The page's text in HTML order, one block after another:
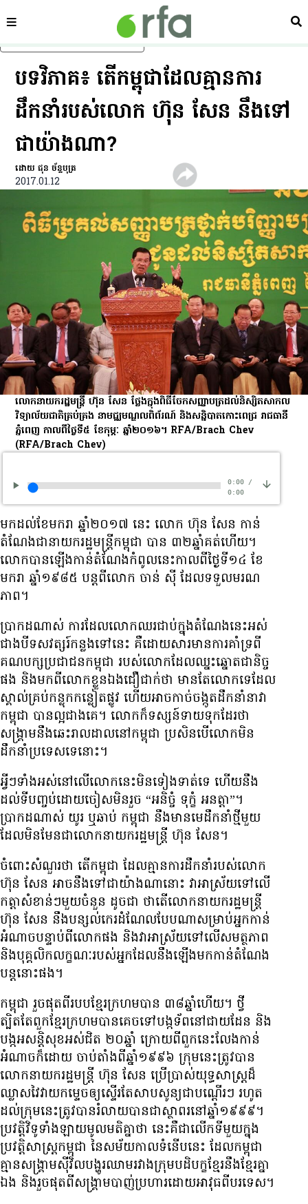
រំលងទៅមាតិកាចម្បង
ផ្នែក ស្វ
បទ​វិភាគ៖ តើ​កម្ពុជា​ដែល​គ្មាន​ការ​
ដឹកនាំ​របស់​លោក ហ៊ុន សែន នឹង​ទៅ​
ជា​យ៉ាង​ណា?
ដោយ ជុន ច័ន្ទបុត្រ
2017.01.12
លោក​នាយក​រដ្ឋមន្ត្រី ហ៊ុន សែន ថ្លែង​ក្នុង​ពិធី​ចែក​សញ្ញាបត្រ​ដល់​និស្សិត​សាកល
វិទ្យាល័យ​ជាតិ​គ្រប់គ្រង នា​មជ្ឈមណ្ឌល​ពិព័រណ៍ និង​សន្និបាត​កោះ​ពេជ្រ រាជធានី​
ភ្នំពេញ កាល​ពី​ថ្ងៃ​ទី​៥ ខែ​កុម្ភៈ ឆ្នាំ​២០១៦។ RFA/Brach Chev
(RFA/Brach Chev)
0:00/
0:00
មក​ដល់​ខែ​មករា ឆ្នាំ​២០១៧ នេះ លោក ហ៊ុន សែន កាន់​
តំណែង​ជា​នាយក​រដ្ឋមន្ត្រី​កម្ពុជា បាន ៣២​ឆ្នាំ​គត់​ហើយ។
លោក​បាន​ឡើង​កាន់​តំណែង​កំពូល​នេះ​កាល​ពី​ថ្ងៃ​ទី​១៤ ខែ​
មករា ឆ្នាំ​១៩៨៥ បន្ត​ពី​លោក ចាន់ ស៊ី ដែល​ទទួល​មរណ
ភាព។
ប្រាកដ​ណាស់ ការ​ដែល​លោក​ឈរ​ជាប់​ក្នុង​តំណែង​នេះ​អស់​
ជាង​បី​ទសវត្សរ៍​កន្លង​ទៅ​នេះ គឺ​ដោយសារ​មាន​ការ​គាំទ្រ​ពី​
គណបក្ស​ប្រជាជន​កម្ពុជា របស់​លោក​ដែល​ឈ្នះ​ឆ្នោត​ជានិច្ច​
ផង និង​មក​ពី​លោក​ខ្លួន​ឯង​ជឿជាក់​ថា មាន​តែ​លោក​ទេ​ដែល​
ស្គាល់​គ្រប់​កន្លុក​កន្លៀត​ផ្លូវ ហើយ​អាច​កាច់​ចង្កូត​ដឹកនាំ​នាវា​
កម្ពុជា បាន​ល្អ​ជាង​គេ។ លោក​ក៏​ទស្សន៍ទាយ​ទុក​ដែរ​ថា
សង្គ្រាម​នឹង​ឆេះ​រាលដាល​នៅ​កម្ពុជា ប្រសិន​បើ​លោក​មិន​
ដឹកនាំ​ប្រទេស​ទេ​នោះ។
អ្វីៗ​ទាំងអស់​នៅ​លើ​លោក​នេះ​មិន​ទៀងទាត់​ទេ ហើយ​នឹង​
ដល់​ទី​បញ្ចប់​ដោយ​ចៀស​មិន​រួច “អនិច្ចំ ទុក្ខំ អនត្តា”។
ប្រាកដ​ណាស់ យូរ ឬ​ឆាប់ កម្ពុជា នឹង​មាន​មេ​ដឹកនាំ​ថ្មី​មួយ​
ដែល​មិន​មែន​ជា​លោក​នាយក​រដ្ឋមន្ត្រី ហ៊ុន សែន។
ចំពោះ​សំណួរ​ថា តើ​កម្ពុជា ដែល​គ្មាន​ការ​ដឹកនាំ​របស់​លោក
ហ៊ុន សែន អាច​នឹង​ទៅ​ជា​យ៉ាង​ណា​នោះ វា​អាស្រ័យ​ទៅ​លើ​
កត្តា​សំខាន់ៗ​មួយ​ចំនួន ដូចជា ថា​តើ​លោក​នាយក​រដ្ឋមន្ត្រី
ហ៊ុន សែន នឹង​បន្សល់​កេរ​ដំណែល​បែប​ណា​សម្រាប់​អ្នក​កាន់​
អំណាច​បន្ទាប់​ពី​លោក​ផង និង​វា​អាស្រ័យ​ទៅ​លើ​សមត្ថភាព
និង​បុគ្គលិក​លក្ខណៈ​របស់​អ្នក​ដែល​នឹង​ឡើង​មក​កាន់​តំណែង​
បន្ត​នោះ​ផង។
កម្ពុជា រួច​ផុត​ពី​របប​ខ្មែរ​ក្រហម​បាន ៣៨​ឆ្នាំ​ហើយ។ ថ្វី
ត្បិតតែ​ពួក​ខ្មែរ​ក្រហម​បាន​គេច​ទៅ​បង្ក​ទ័ព​នៅ​ជាយដែន និង​
បង្ក​អសន្តិសុខ​អស់​ជិត ២០​ឆ្នាំ ក្រោយ​ពី​ពួក​នេះ​លែង​កាន់​
អំណាច​ក៏ដោយ ចាប់​តាំង​ពី​ឆ្នាំ​១៩៩៦ ក្រុម​នេះ​ត្រូវ​បាន​
លោក​នាយក​រដ្ឋមន្ត្រី ហ៊ុន សែន ប្រើប្រាស់​យុទ្ធសាស្ត្រ​ដ៏​
ឈ្លាស​វៃ​វាយ​កម្ទេច​ឲ្យ​ស្ទើរ​តែ​សាបសូន្យ​ជា​បណ្ដើរៗ រហូត​
ដល់​ក្រុម​នេះ​ត្រូវ​បាន​រំលាយ​បាន​ជា​ស្ថាពរ​នៅ​ឆ្នាំ​១៩៩៩។
ប្រវត្តិវិទូ​ទាំងឡាយ​មូល​មតិ​គ្នា​ថា នេះ​គឺ​ជា​លើក​ទី​មួយ​ក្នុង​
ប្រវត្តិសាស្ត្រ​កម្ពុជា នៃ​សម័យ​កាល​ទំនើប​នេះ ដែល​កម្ពុជា
គ្មាន​សង្គ្រាម​ស៊ីវិល​បង្ហូរ​ឈាម​រវាង​ក្រុម​បដិបក្ខ​ខ្មែរ​នឹង​ខ្មែរ​គ្នា​
ឯង និង​រួច​ផុត​ពី​សង្គ្រាម​បាញ់​ប្រហារ​ដោយ​អាវុធ​ពី​បរទេស។